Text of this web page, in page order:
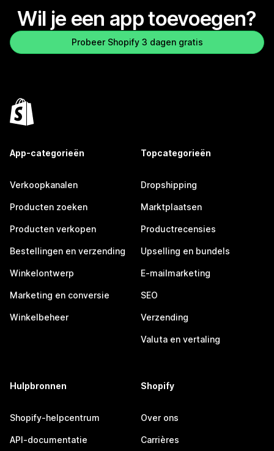
Wil je een app toevoegen?
Probeer Shopify 3 dagen gratis
App-categorieën
Verkoopkanalen
Producten zoeken
Producten verkopen
Bestellingen en verzending
Winkelontwerp
Marketing en conversie
Winkelbeheer
Topcategorieën
Dropshipping
Marktplaatsen
Productrecensies
Upselling en bundels
E-mailmarketing
SEO
Verzending
Valuta en vertaling
Hulpbronnen
Shopify-helpcentrum
API-documentatie
Shopify
Over ons
Carrières